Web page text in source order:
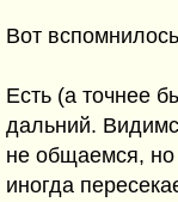
Вот
Есть (а точнее
дальний.
не общаемся, но
иногда